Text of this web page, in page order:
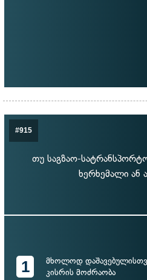
#915
თუ საგზაო-
ხერხემალი ან
1
მხოლოდ
კისრის მოძრაობა